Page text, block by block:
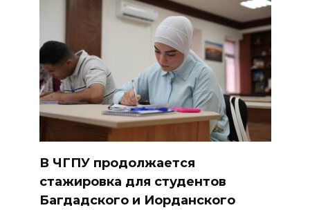
В ЧГПУ продолжается
стажировка для студентов
Багдадского и Иорданского